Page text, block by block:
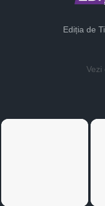
Ediția de
Vezi